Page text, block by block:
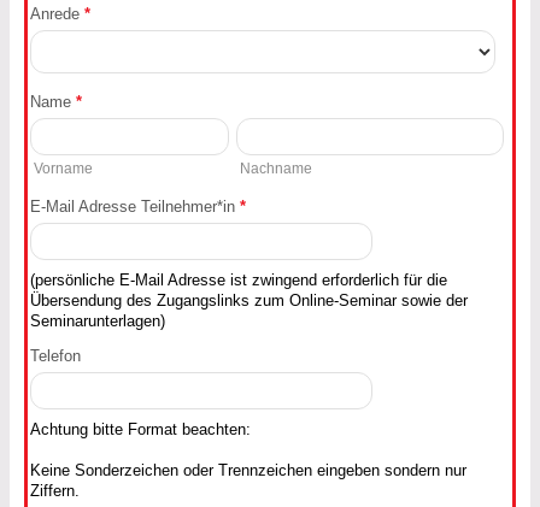
Anrede *
Name *
Vorname Nachname
E-Mail Adresse Teilnehmer*in *
(persönliche E-Mail Adresse ist zwingend erforderlich für die
Übersendung des Zugangslinks zum Online-Seminar sowie der
Seminarunterlagen)
Telefon
Achtung bitte Format beachten:
Keine Sonderzeichen oder Trennzeichen eingeben sondern nur
Ziffern.